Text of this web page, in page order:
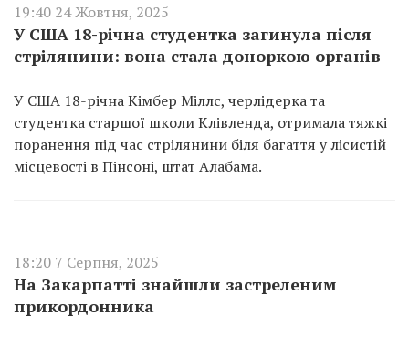
19:40 24 Жовтня, 2025
У США 18-річна студентка загинула після
стрілянини: вона стала доноркою органів
У США 18-річна Кімбер Міллс, черлідерка та
студентка старшої школи Клівленда, отримала тяжкі
поранення під час стрілянини біля багаття у лісистій
місцевості в Пінсоні, штат Алабама.
18:20 7 Серпня, 2025
На Закарпатті знайшли застреленим
прикордонника